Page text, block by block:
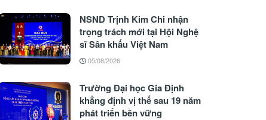
NSND Trịnh Kim Chi nhận
trọng trách mới tại Hội Nghệ
sĩ Sân khấu Việt Nam
05/08/2026
Trường Đại học Gia Định
khẳng định vị thế sau 19 năm
phát triển bền vững